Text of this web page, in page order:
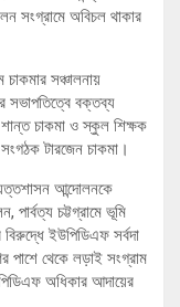
সংগ্রামে অবিচল থাকার
সঞ্চালনায়
সভাপতিত্বে বক্তব্য
শান্ত চাকমা ও স্কুল শিক্ষক
টারজেন চাকমা।
আন্দোলনকে
চট্টগ্রামে ভূমি
ইউপিডিএফ সর্বদা
পাশে থেকে লড়াই সংগ্রাম
অধিকার আদায়ের